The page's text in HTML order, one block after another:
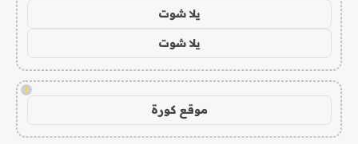
يلا شوت
يلا شوت
!
موقع كورة